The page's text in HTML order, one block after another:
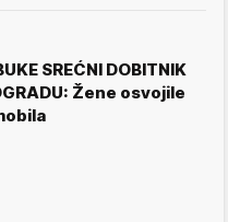
SREĆNI DOBITNIK
Žene osvojile